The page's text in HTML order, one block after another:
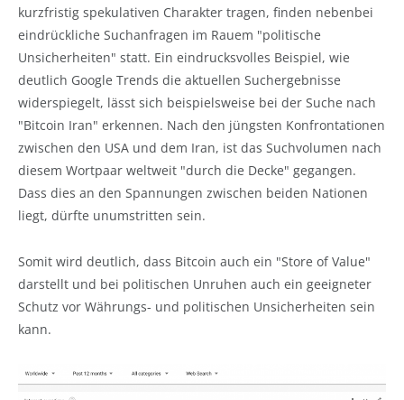
kurzfristig spekulativen Charakter tragen, finden nebenbei
eindrückliche Suchanfragen im Rauem "politische
Unsicherheiten" statt. Ein eindrucksvolles Beispiel, wie
deutlich Google Trends die aktuellen Suchergebnisse
widerspiegelt, lässt sich beispielsweise bei der Suche nach
"Bitcoin Iran" erkennen. Nach den jüngsten Konfrontationen
zwischen den USA und dem Iran, ist das Suchvolumen nach
diesem Wortpaar weltweit "durch die Decke" gegangen.
Dass dies an den Spannungen zwischen beiden Nationen
liegt, dürfte unumstritten sein.
Somit wird deutlich, dass Bitcoin auch ein "Store of Value"
darstellt und bei politischen Unruhen auch ein geeigneter
Schutz vor Währungs- und politischen Unsicherheiten sein
kann.